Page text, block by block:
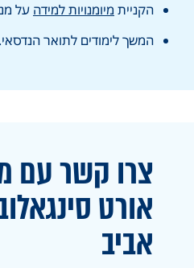
הקנייתמיומנויות למידהעל מנת
המשך לימודים לתואר הנדסאי.
צרו קשר עם
אורט
אביב